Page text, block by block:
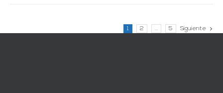
1 2 … 5 Siguiente